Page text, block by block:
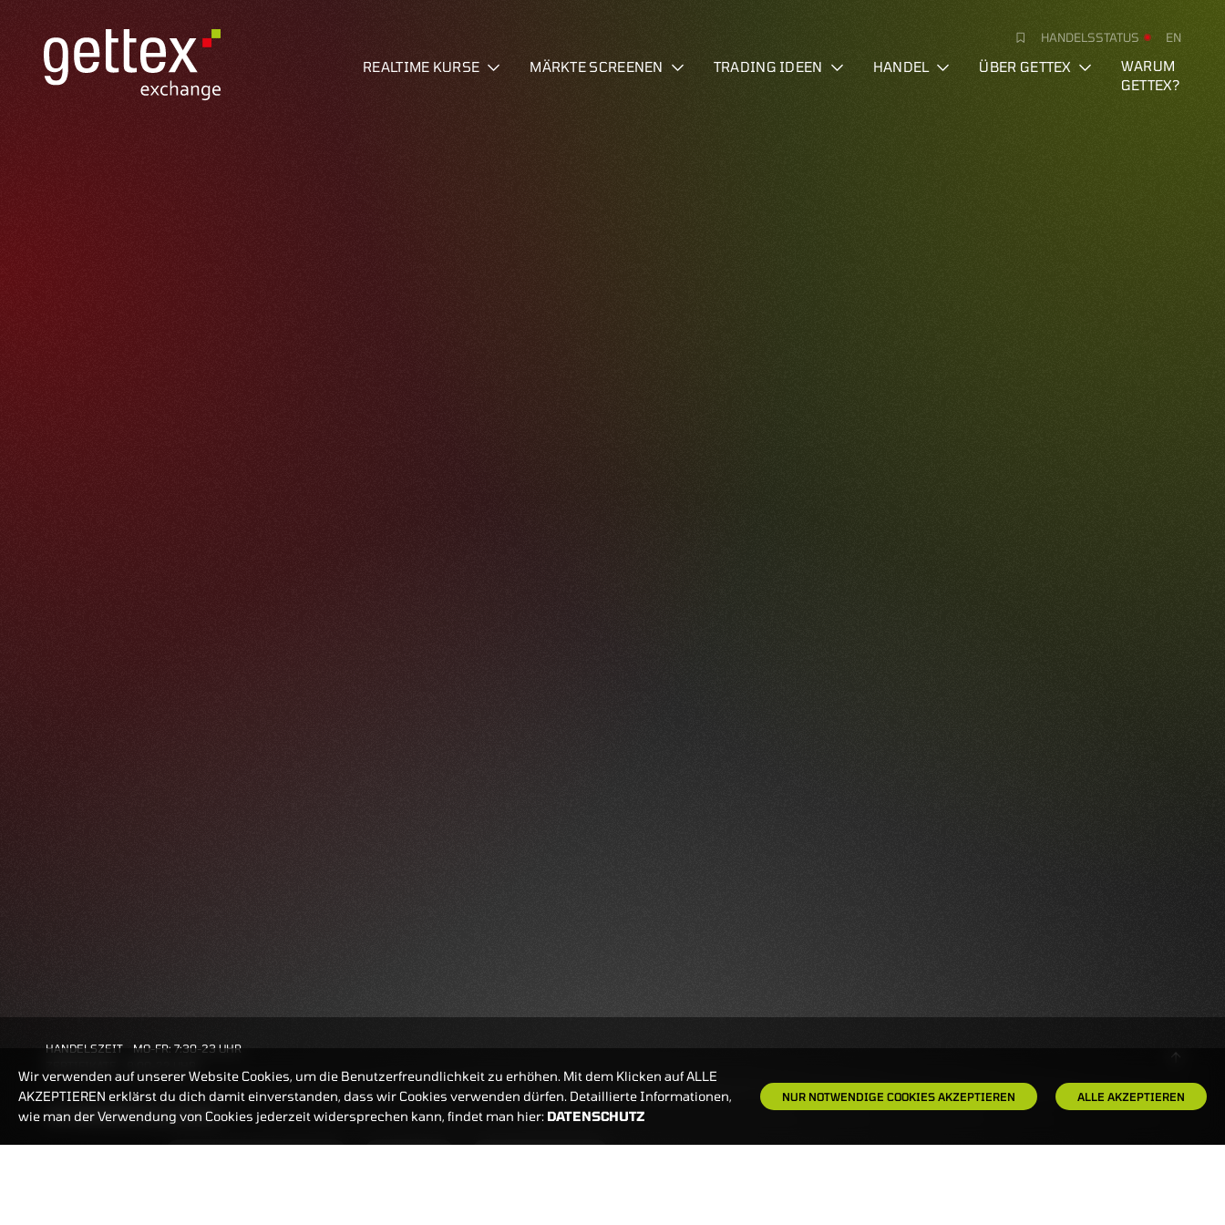
HANDELSSTATUS EN
REALTIME KURSE MÄRKTE SCREENEN TRADING IDEEN HANDEL ÜBER GETTEX
WARUM
GETTEX?
BANKEINSTELLUNGEN
HANDELSZEIT
MO-FR: 7:30-23 UHR
Wir verwenden auf unserer Website Cookies, um die Benutzerfreundlichkeit zu erhöhen. Mit dem Klicken auf ALLE
AKZEPTIEREN erklärst du dich damit einverstanden, dass wir Cookies verwenden dürfen. Detaillierte Informationen,
wie man der Verwendung von Cookies jederzeit widersprechen kann, findet man hier: DATENSCHUTZ
NUR NOTWENDIGE COOKIES AKZEPTIEREN ALLE AKZEPTIEREN